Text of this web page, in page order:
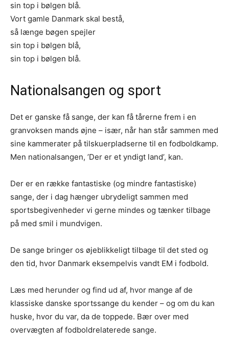
sin top i bølgen blå.
Vort gamle Danmark skal bestå,
så længe bøgen spejler
sin top i bølgen blå,
sin top i bølgen blå.
Nationalsangen og sport
Det er ganske få sange, der kan få tårerne frem i en
granvoksen mands øjne – især, når han står sammen med
sine kammerater på tilskuerpladserne til en fodboldkamp.
Men nationalsangen, ’Der er et yndigt land’, kan.
Der er en række fantastiske (og mindre fantastiske)
sange, der i dag hænger ubrydeligt sammen med
sportsbegivenheder vi gerne mindes og tænker tilbage
på med smil i mundvigen.
De sange bringer os øjeblikkeligt tilbage til det sted og
den tid, hvor Danmark eksempelvis vandt EM i fodbold.
Læs med herunder og find ud af, hvor mange af de
klassiske danske sportssange du kender – og om du kan
huske, hvor du var, da de toppede. Bær over med
overvægten af fodboldrelaterede sange.